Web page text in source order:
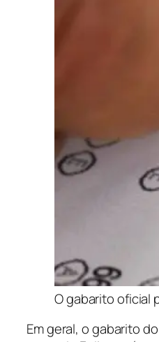
O gabarito oficial
Em geral, o gabarito